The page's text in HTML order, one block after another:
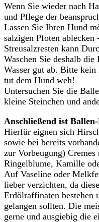
Wenn Sie wieder nach
und Pflege der
Lassen Sie Ihren Hund
salzigen Pfoten ablecken
Streusalzresten kann
Waschen Sie deshalb
Wasser gut ab. Bitte kein
tut dem Hund weh!
Untersuchen Sie die
kleine Steinchen und
Anschließend ist
Hierfür eignen sich
sowie bei bereits
zur Vorbeugung)
Ringelblume, Kamille
Auf Vaseline oder
lieber verzichten, da
Erdölraffinaten bestehen
gelangen sollten. Die
gerne und ausgiebig die